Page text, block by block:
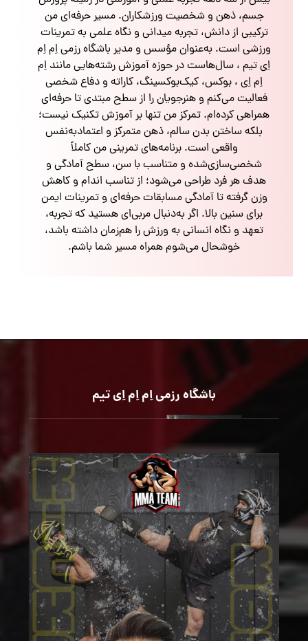
جسم، ذهن و شخصیت ورزشکاران. مسیر حرفه‌ای من
ترکیبی از دانش، تجربه میدانی و نگاه علمی به تمرینات
ورزشی است. به‌عنوان مؤسس و مدیر باشگاه رزمی اِم اِم
اِی تیم ، سال‌هاست در حوزه آموزش رشته‌هایی مانند اِم
اِم اِی ، بوکس، کیک‌بوکسینگ، کاراته و دفاع شخصی
فعالیت می‌کنم و هنرجویان را از سطح مبتدی تا حرفه‌ای
همراهی کرده‌ام. تمرکز من تنها بر آموزش تکنیک نیست؛
بلکه ساختن بدن سالم، ذهن متمرکز و اعتمادبه‌نفس
واقعی است. برنامه‌های تمرینی من کاملاً
شخصی‌سازی‌شده و متناسب با سن، سطح آمادگی و
هدف هر فرد طراحی می‌شود؛ از تناسب اندام و کاهش
وزن گرفته تا آمادگی مسابقات حرفه‌ای و تمرینات ایمن
برای سنین بالا. اگر به‌دنبال مربی‌ای هستید که تجربه،
تعهد و نگاه انسانی به ورزش را هم‌زمان داشته باشد،
خوشحال می‌شوم همراه مسیر شما باشم.
باشگاه رزمی اِم اِم اِی تیم